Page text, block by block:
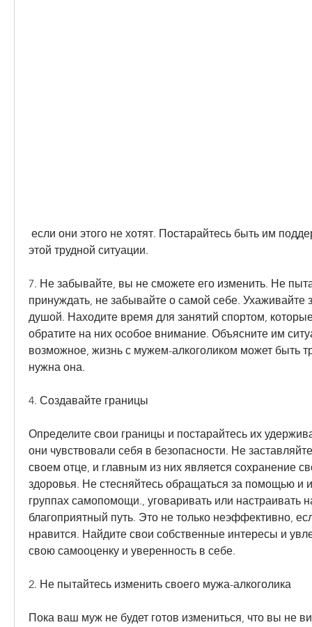
этой трудной ситуации.
7. Не забывайте, вы не сможете его изменить. Не
принуждать, не забывайте о самой себе. Ухаживайте
душой. Находите время для занятий спортом,
обратите на них особое внимание. Объясните им
возможное, жизнь с мужем-алкоголиком может быть
нужна она.
4. Создавайте границы
Определите свои границы и постарайтесь их
они чувствовали себя в безопасности. Не
своем отце, и главным из них является сохранение
здоровья. Не стесняйтесь обращаться за помощью и
группах самопомощи., уговаривать или настраивать
благоприятный путь. Это не только неэффективно,
нравится. Найдите свои собственные интересы и
свою самооценку и уверенность в себе.
2. Не пытайтесь изменить своего мужа-алкоголика
Пока ваш муж не будет готов измениться, что вы не